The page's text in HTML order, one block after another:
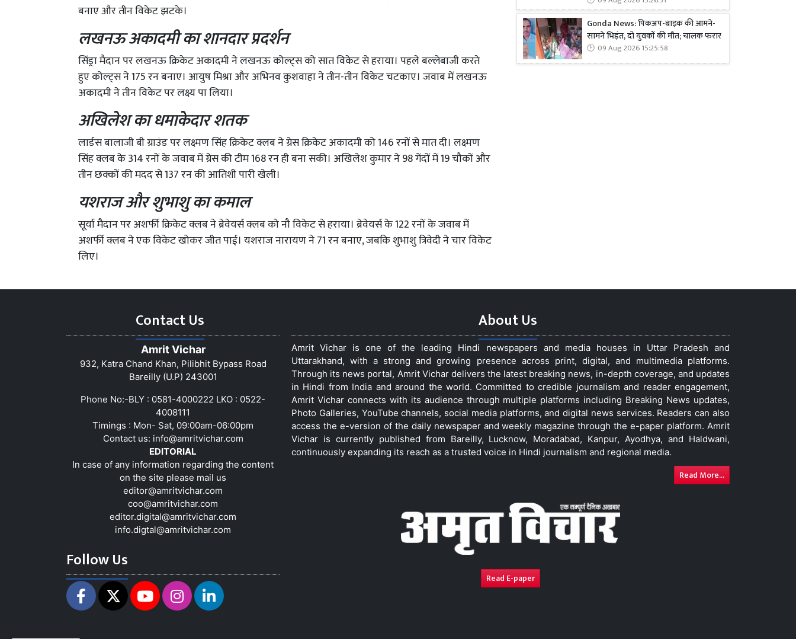
बनाए और तीन विकेट झटके।
लखनऊ अकादमी का शानदार प्रदर्शन
सिंड्रा मैदान पर लखनऊ क्रिकेट अकादमी ने लखनऊ कोल्ट्स को सात विकेट से हराया। पहले बल्लेबाजी करते
हुए कोल्ट्स ने 175 रन बनाए। आयुष मिश्रा और अभिनव कुशवाहा ने तीन-तीन विकेट चटकाए। जवाब में लखनऊ
अकादमी ने तीन विकेट पर लक्ष्य पा लिया।
अखिलेश का धमाकेदार शतक
लार्डस बालाजी बी ग्राउंड पर लक्ष्मण सिंह क्रिकेट क्लब ने ग्रेस क्रिकेट अकादमी को 146 रनों से मात दी। लक्ष्मण
सिंह क्लब के 314 रनों के जवाब में ग्रेस की टीम 168 रन ही बना सकी। अखिलेश कुमार ने 98 गेंदों में 19 चौकों और
तीन छक्कों की मदद से 137 रन की आतिशी पारी खेली।
यशराज और शुभाशु का कमाल
सूर्या मैदान पर अशर्फी क्रिकेट क्लब ने ब्रेवेयर्स क्लब को नौ विकेट से हराया। ब्रेवेयर्स के 122 रनों के जवाब में
अशर्फी क्लब ने एक विकेट खोकर जीत पाई। यशराज नारायण ने 71 रन बनाए, जबकि शुभाशु त्रिवेदी ने चार विकेट
लिए।
Gonda News: पिकअप-बाइक की आमने-
सामने भिड़ंत, दो युवकों की मौत; चालक फरार
09 Aug 2026 15:25:58
Contact Us
Amrit Vichar
932, Katra Chand Khan, Pilibhit Bypass Road
Bareilly (U.P) 243001
Phone No:-BLY : 0581-4000222 LKO : 0522-
4008111
Timings : Mon- Sat, 09:00am-06:00pm
Contact us: info@amritvichar.com
EDITORIAL
In case of any information regarding the content
on the site please mail us
editor@amritvichar.com
coo@amritvichar.com
editor.digital@amritvichar.com
info.digtal@amritvichar.com
Follow Us
About Us
Amrit Vichar is one of the leading Hindi newspapers and media houses in Uttar Pradesh and
Uttarakhand, with a strong and growing presence across print, digital, and multimedia platforms.
Through its news portal, Amrit Vichar delivers the latest breaking news, in-depth coverage, and updates
in Hindi from India and around the world. Committed to credible journalism and reader engagement,
Amrit Vichar connects with its audience through multiple platforms including Breaking News updates,
Photo Galleries, YouTube channels, social media platforms, and digital news services. Readers can also
access the e-version of the daily newspaper and weekly magazine through the e-paper platform. Amrit
Vichar is currently published from Bareilly, Lucknow, Moradabad, Kanpur, Ayodhya, and Haldwani,
continuously expanding its reach as a trusted voice in Hindi journalism and regional media.
Read More...
Read E-paper